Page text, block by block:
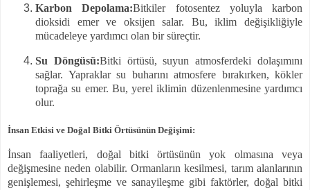
Karbon Depolama:Bitkiler fotosentez yoluyla karbon
dioksidi emer ve oksijen salar. Bu, iklim değişikliğiyle
mücadeleye yardımcı olan bir süreçtir.
Su Döngüsü:Bitki örtüsü, suyun atmosferdeki dolaşımını
sağlar. Yapraklar su buharını atmosfere bırakırken, kökler
toprağa su emer. Bu, yerel iklimin düzenlenmesine yardımcı
olur.
İnsan Etkisi ve Doğal Bitki Örtüsünün Değişimi:
İnsan faaliyetleri, doğal bitki örtüsünün yok olmasına veya
değişmesine neden olabilir. Ormanların kesilmesi, tarım alanlarının
genişlemesi, şehirleşme ve sanayileşme gibi faktörler, doğal bitki